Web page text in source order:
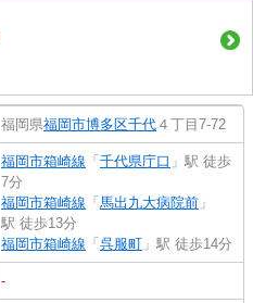
福岡県福岡市博多区千代 ４丁目7-72
福岡市箱崎線 「 千代県庁口 」駅 徒歩
7分
福岡市箱崎線 「 馬出九大病院前 」
駅 徒歩13分
福岡市箱崎線 「 呉服町 」駅 徒歩14分
-